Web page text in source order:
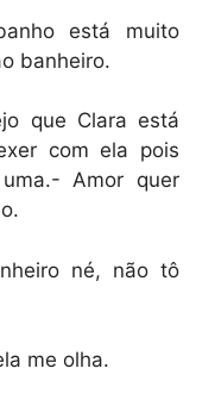
está muito
banheiro.
que Clara está
com ela pois
Amor quer
né, não tô
me olha.